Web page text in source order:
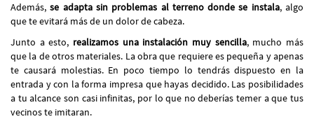
Además,se adapta sin problemas al terreno donde se instala, algo
que te evitará más de un dolor de cabeza.
Junto a esto, realizamos una instalación muy sencilla, mucho más
que la de otros materiales. La obra que requiere es pequeña y apenas
te causará molestias. En poco tiempo lo tendrás dispuesto en la
entrada y con la forma impresa que hayas decidido. Las posibilidades
a tu alcance son casi infinitas, por lo que no deberías temer a que tus
vecinos te imitaran.